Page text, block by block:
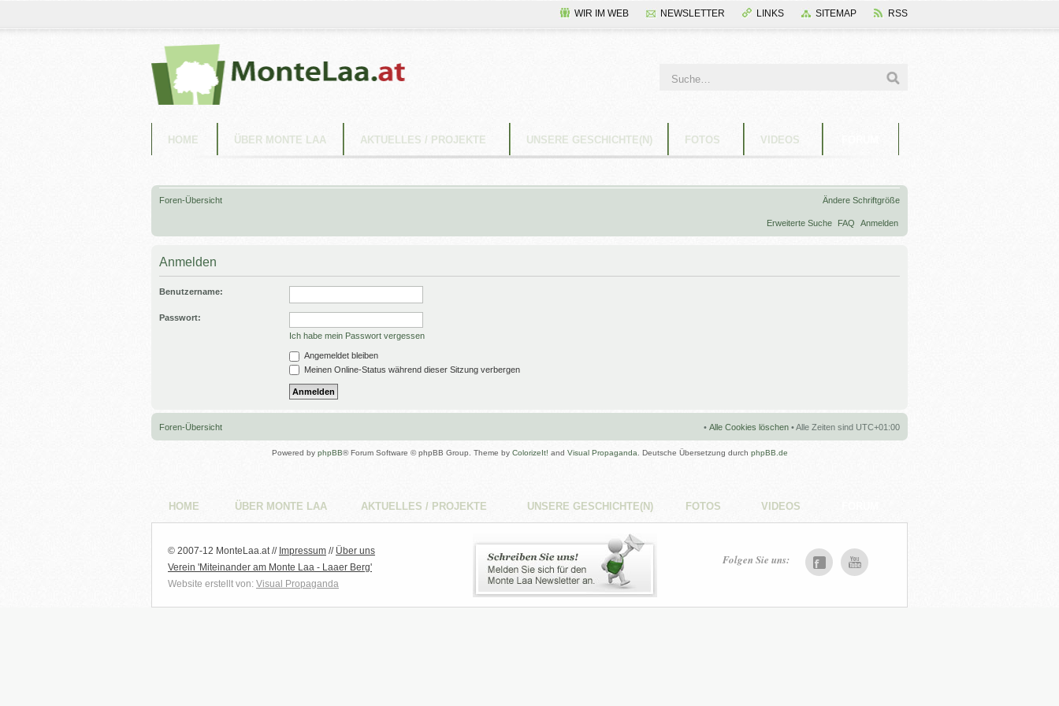
WIR IM WEB NEWSLETTER LINKS SITEMAP RSS
HOME ÜBER MONTE LAA AKTUELLES / PROJEKTE UNSERE GESCHICHTE(N) FOTOS VIDEOS
Foren-Übersicht Ändere Schriftgröße
Erweiterte Suche FAQ Anmelden
Anmelden
Benutzername:
Passwort:
Ich habe mein Passwort vergessen
Angemeldet bleiben
Meinen Online-Status während dieser Sitzung verbergen
Foren-Übersicht • Alle Cookies löschen • Alle Zeiten sind UTC+01:00
Powered by phpBB® Forum Software © phpBB Group. Theme by ColorizeIt! and Visual Propaganda. Deutsche Übersetzung durch phpBB.de
HOME ÜBER MONTE LAA AKTUELLES / PROJEKTE UNSERE GESCHICHTE(N) FOTOS VIDEOS
© 2007-12 MonteLaa.at // Impressum // Über uns
Verein 'Miteinander am Monte Laa - Laaer Berg'
Website erstellt von: Visual Propaganda
Folgen Sie uns: